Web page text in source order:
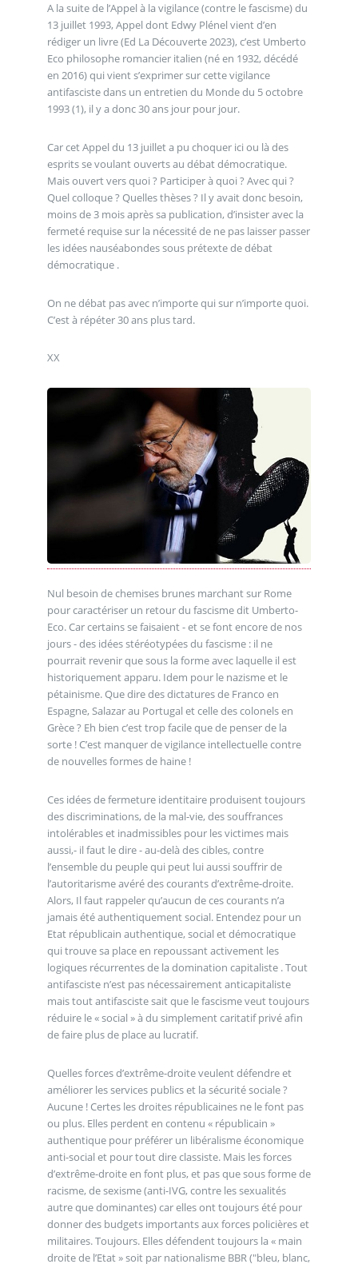
A la suite de l’Appel à la vigilance (contre le fascisme) du
13 juillet 1993, Appel dont Edwy Plénel vient d’en
rédiger un livre (Ed La Découverte 2023), c’est Umberto
Eco philosophe romancier italien (né en 1932, décédé
en 2016) qui vient s’exprimer sur cette vigilance
antifasciste dans un entretien du Monde du 5 octobre
1993 (1), il y a donc 30 ans jour pour jour.
Car cet Appel du 13 juillet a pu choquer ici ou là des
esprits se voulant ouverts au débat démocratique.
Mais ouvert vers quoi ? Participer à quoi ? Avec qui ?
Quel colloque ? Quelles thèses ? Il y avait donc besoin,
moins de 3 mois après sa publication, d’insister avec la
fermeté requise sur la nécessité de ne pas laisser passer
les idées nauséabondes sous prétexte de débat
démocratique .
On ne débat pas avec n’importe qui sur n’importe quoi.
C’est à répéter 30 ans plus tard.
XX
Nul besoin de chemises brunes marchant sur Rome
pour caractériser un retour du fascisme dit Umberto-
Eco. Car certains se faisaient - et se font encore de nos
jours - des idées stéréotypées du fascisme : il ne
pourrait revenir que sous la forme avec laquelle il est
historiquement apparu. Idem pour le nazisme et le
pétainisme. Que dire des dictatures de Franco en
Espagne, Salazar au Portugal et celle des colonels en
Grèce ? Eh bien c’est trop facile que de penser de la
sorte ! C’est manquer de vigilance intellectuelle contre
de nouvelles formes de haine !
Ces idées de fermeture identitaire produisent toujours
des discriminations, de la mal-vie, des souffrances
intolérables et inadmissibles pour les victimes mais
aussi,- il faut le dire - au-delà des cibles, contre
l’ensemble du peuple qui peut lui aussi souffrir de
l’autoritarisme avéré des courants d’extrême-droite.
Alors, Il faut rappeler qu’aucun de ces courants n’a
jamais été authentiquement social. Entendez pour un
Etat républicain authentique, social et démocratique
qui trouve sa place en repoussant activement les
logiques récurrentes de la domination capitaliste . Tout
antifasciste n’est pas nécessairement anticapitaliste
mais tout antifasciste sait que le fascisme veut toujours
réduire le « social » à du simplement caritatif privé afin
de faire plus de place au lucratif.
Quelles forces d’extrême-droite veulent défendre et
améliorer les services publics et la sécurité sociale ?
Aucune ! Certes les droites républicaines ne le font pas
ou plus. Elles perdent en contenu « républicain »
authentique pour préférer un libéralisme économique
anti-social et pour tout dire classiste. Mais les forces
d’extrême-droite en font plus, et pas que sous forme de
racisme, de sexisme (anti-IVG, contre les sexualités
autre que dominantes) car elles ont toujours été pour
donner des budgets importants aux forces policières et
militaires. Toujours. Elles défendent toujours la « main
droite de l’Etat » soit par nationalisme BBR ("bleu, blanc,